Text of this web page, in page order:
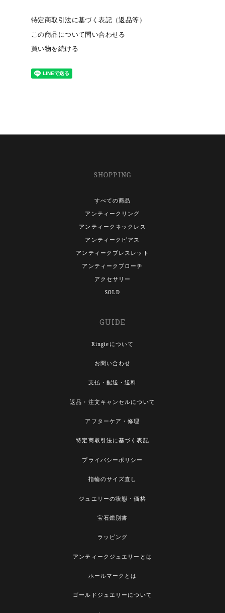
特定商取引法に基づく表記（返品等）
この商品について問い合わせる
買い物を続ける
SHOPPING
すべての商品
アンティークリング
アンティークネックレス
アンティークピアス
アンティークブレスレット
アンティークブローチ
アクセサリー
SOLD
GUIDE
Ringieについて
お問い合わせ
支払・配送・送料
返品・注文キャンセルについて
アフターケア・修理
特定商取引法に基づく表記
プライバシーポリシー
指輪のサイズ直し
ジュエリーの状態・価格
宝石鑑別書
ラッピング
アンティークジュエリーとは
ホールマークとは
ゴールドジュエリーについて